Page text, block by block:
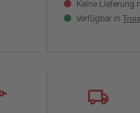
Keine Lieferung
Verfügbar in